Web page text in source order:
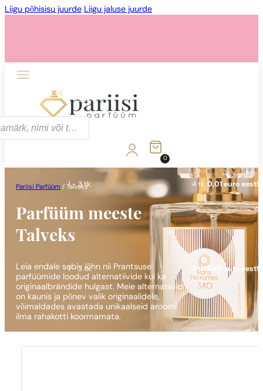
Liigu põhisisu juurde Liigu jaluse juurde
1 - 3 tk.
1 - 3 tk. 4 tk. 0,01 euro eest!
1 - 3 tk. 4 tk. 0,01 euro eest!
0
Pariisi Parfüüm / Talveks
Parfüüm meeste
Talveks
Leia endale sobiv lõhn nii Prantsuse
parfüümide loodud alternatiivide kui ka
originaalbrändide hulgast. Meie alternatiivid
on kaunis ja põnev valik originaalidele,
võimaldades avastada unikaalseid aroomi
ilma rahakotti koormamata.